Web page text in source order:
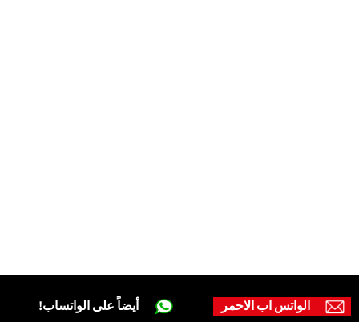
أيضاً على الواتساب! الواتس اب الاحمر